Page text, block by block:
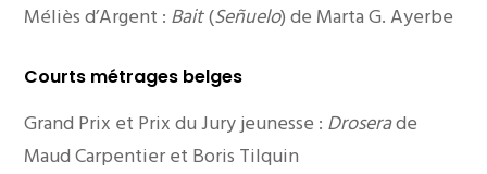
Méliès d’Argent : Bait(Señuelo) de Marta G. Ayerbe
Courts métrages belges
Grand Prix et Prix du Jury jeunesse : Droserade
Maud Carpentier et Boris Tilquin